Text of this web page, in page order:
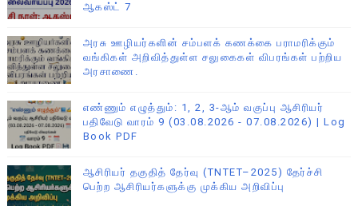
ஆகஸ்ட் 7
அரசு ஊழியர்களின் சம்பளக் கணக்கை பராமரிக்கும்
வங்கிகள் அறிவித்துள்ள சலுகைகள் விபரங்கள் பற்றிய
அரசாணை.
எண்ணும் எழுத்தும்: 1, 2, 3-ஆம் வகுப்பு ஆசிரியர்
பதிவேடு வாரம் 9 (03.08.2026 - 07.08.2026) | Log
Book PDF
ஆசிரியர் தகுதித் தேர்வு (TNTET–2025) தேர்ச்சி
பெற்ற ஆசிரியர்களுக்கு முக்கிய அறிவிப்பு